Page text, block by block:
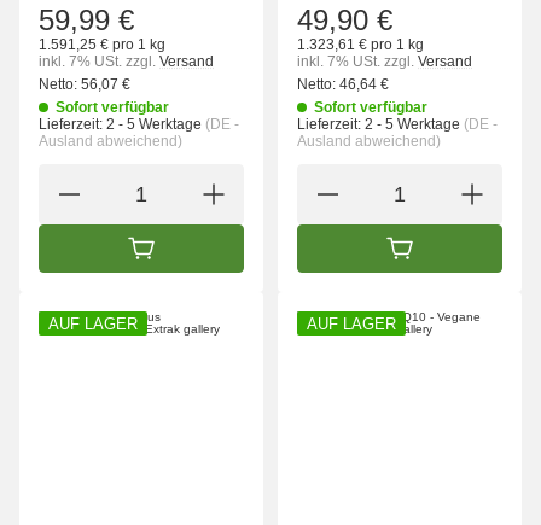
59,99 €
1.591,25 € pro 1 kg
inkl. 7% USt. zzgl. Versand
Netto: 56,07 €
Sofort verfügbar
Lieferzeit: 2 - 5 Werktage (DE -
Ausland abweichend)
IN DEN WARENKORB
49,90 €
1.323,61 € pro 1 kg
inkl. 7% USt. zzgl. Versand
Netto: 46,64 €
Sofort verfügbar
Lieferzeit: 2 - 5 Werktage (DE -
Ausland abweichend)
IN DEN
AUF LAGER AUF LAGER